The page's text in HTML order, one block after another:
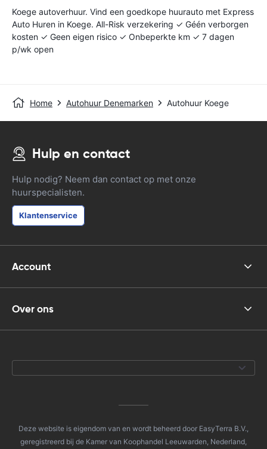
Koege autoverhuur. Vind een goedkope huurauto met Express
Auto Huren in Koege. All-Risk verzekering ✓ Géén verborgen
kosten ✓ Geen eigen risico ✓ Onbeperkte km ✓ 7 dagen
p/wk open
Home Autohuur Denemarken Autohuur Koege
Hulp en contact
Hulp nodig? Neem dan contact op met onze
huurspecialisten.
Klantenservice
Account
Over ons
Deze website is eigendom van en wordt beheerd door EasyTerra B.V.,
geregistreerd bij de Kamer van Koophandel Leeuwarden, Nederland,